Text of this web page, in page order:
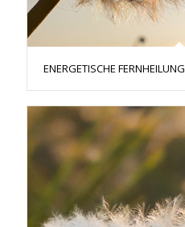
ENERGETISCHE FERNHEILUNG